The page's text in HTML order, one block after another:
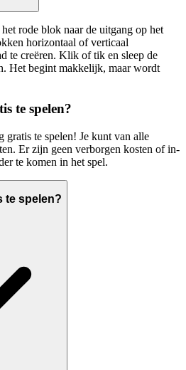
rode blok naar de uitgang op het
horizontaal of verticaal
te creëren. Klik of tik en sleep de
Het begint makkelijk, maar wordt
te spelen?
te spelen! Je kunt van alle
Er zijn geen verborgen kosten of in-
te komen in het spel.
te spelen?